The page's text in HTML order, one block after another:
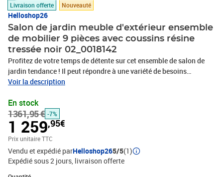
Livraison offerte
Nouveauté
Helloshop26
Salon de jardin meuble d'extérieur ensemble
de mobilier 9 pièces avec coussins résine
tressée noir 02_0018142
Profitez de votre temps de détente sur cet ensemble de salon de
jardin tendance ! Il peut répondre à une variété de besoins
différents. Cadre robuste : cet ensemble de meubles de patio est
plastique chromé, ce qui est très durable.Matériau haut de gamme
: l'ensemble de canapés de jardin est conçu avec de la résine
tressée résistante à l'eau, ce qui le rend facile à nettoyer, résistant
à l'usure et adapté à une utilisation quotidienne à
l'extérieur.Design modulaire : la conception modulaire permet de
placer l'ensemble dans n'importe quelle disposition ou de le
combiner avec d'autres segments modulaires pour répondre à vos
Voir la description
En stock
1361,95 € -7%
1 259,95€
Prix unitaire TTC
Vendu et expédié parHelloshop265/5(1)
Expédié sous 2 jours livraison offerte